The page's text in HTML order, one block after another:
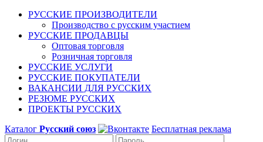
РУССКИЕ ПРОИЗВОДИТЕЛИ
Производство с русским участием
РУССКИЕ ПРОДАВЦЫ
Оптовая торговля
Розничная торговля
РУССКИЕ УСЛУГИ
РУССКИЕ ПОКУПАТЕЛИ
ВАКАНСИИ ДЛЯ РУССКИХ
РЕЗЮМЕ РУССКИХ
ПРОЕКТЫ РУССКИХ
Каталог Русский союз Бесплатная реклама